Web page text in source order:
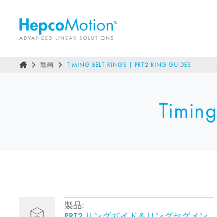
動画 TIMING BELT RINGS | PRT2 RING GUIDES
製品: